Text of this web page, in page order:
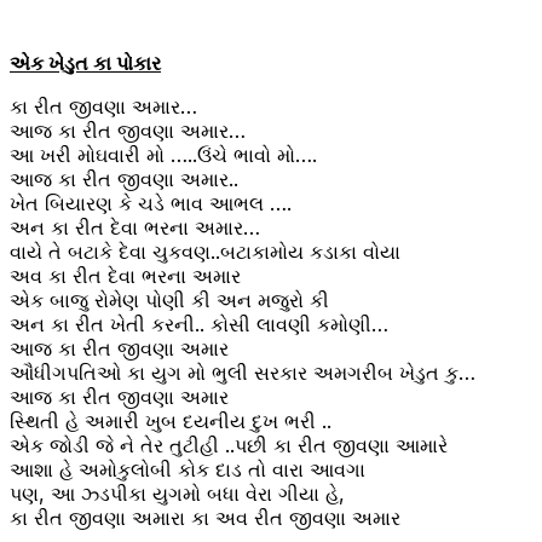
એક ખેડુત કા પોકાર
કા રીત જીવણા અમાર…
આજ કા રીત જીવણા અમાર…
આ ખરી મોઘવારી મો …..ઉંચે ભાવો મો….
આજ કા રીત જીવણા અમાર..
ખેત બિયારણ કે ચડે ભાવ આભલ ….
અન કા રીત દેવા ભરના અમાર…
વાયે તે બટાકે દેવા ચુકવણ..બટાકામોય કડાકા વોયા
અવ કા રીત દેવા ભરના અમાર
એક બાજુ રોમેણ પોણી કી અન મજુરો કી
અન કા રીત ખેતી કરની.. કોસી લાવણી કમોણી…
આજ કા રીત જીવણા અમાર
ઔધીગપતિઓ કા યુગ મો ભુલી સરકાર અમગરીબ ખેડુત કુ…
આજ કા રીત જીવણા અમાર
સ્થિતી હે અમારી ખુબ દયનીય દુખ ભરી ..
એક જોડી જે ને તેર તુટીહી ..પછી કા રીત જીવણા આમારે
આશા હે અમોકુલોબી કોક દાડ તો વારા આવગા
પણ, આ ઝ્ડપીકા યુગમો બધા વેરા ગીયા હે,
કા રીત જીવણા અમારા કા અવ રીત જીવણા અમાર